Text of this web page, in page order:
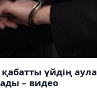
үйдің
– видео